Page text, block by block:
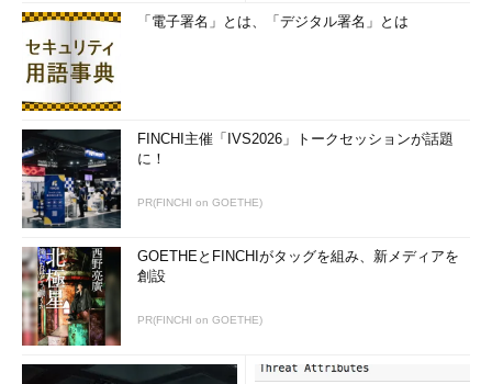
「電子署名」とは、「デジタル署名」とは
FINCHI主催「IVS2026」トークセッションが話題
に！
PR(FINCHI on GOETHE)
GOETHEとFINCHIがタッグを組み、新メディアを
創設
PR(FINCHI on GOETHE)